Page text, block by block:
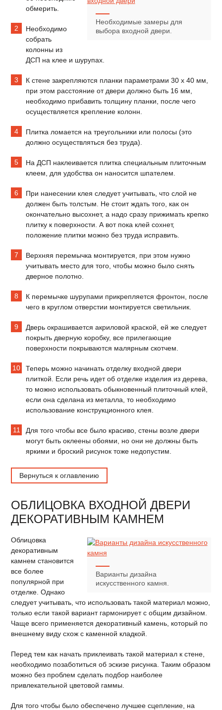
Необходимые замеры для
выбора входной двери.
обмерить.
Необходимо
собрать
колонны из
ДСП на клее и шурупах.
К стене закрепляются планки параметрами 30 х 40 мм,
при этом расстояние от двери должно быть 16 мм,
необходимо прибавить толщину планки, после чего
осуществляется крепление колонн.
Плитка ломается на треугольники или полосы (это
должно осуществляться без труда).
На ДСП наклеивается плитка специальным плиточным
клеем, для удобства он наносится шпателем.
При нанесении клея следует учитывать, что слой не
должен быть толстым. Не стоит ждать того, как он
окончательно высохнет, а надо сразу прижимать крепко
плитку к поверхности. А вот пока клей сохнет,
положение плитки можно без труда исправить.
Верхняя перемычка монтируется, при этом нужно
учитывать место для того, чтобы можно было снять
дверное полотно.
К перемычке шурупами прикрепляется фронтон, после
чего в круглом отверстии монтируется светильник.
Дверь окрашивается акриловой краской, ей же следует
покрыть дверную коробку, все прилегающие
поверхности покрываются малярным скотчем.
Теперь можно начинать отделку входной двери
плиткой. Если речь идет об отделке изделия из дерева,
то можно использовать обыкновенный плиточный клей,
если она сделана из металла, то необходимо
использование конструкционного клея.
Для того чтобы все было красиво, стены возле двери
могут быть оклеены обоями, но они не должны быть
яркими и броский рисунок тоже недопустим.
Вернуться к оглавлению
ОБЛИЦОВКА ВХОДНОЙ ДВЕРИ
ДЕКОРАТИВНЫМ КАМНЕМ
Варианты дизайна
искусственного камня.
Облицовка
декоративным
камнем становится
все более
популярной при
отделке. Однако
следует учитывать, что использовать такой материал можно,
только если такой вариант гармонирует с общим дизайном.
Чаще всего применяется декоративный камень, который по
внешнему виду схож с каменной кладкой.
Перед тем как начать приклеивать такой материал к стене,
необходимо позаботиться об эскизе рисунка. Таким образом
можно без проблем сделать подбор наиболее
привлекательной цветовой гаммы.
Для того чтобы было обеспечено лучшее сцепление, на